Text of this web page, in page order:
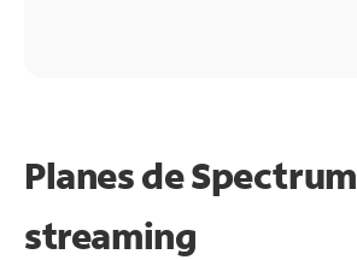
Planes de
streaming